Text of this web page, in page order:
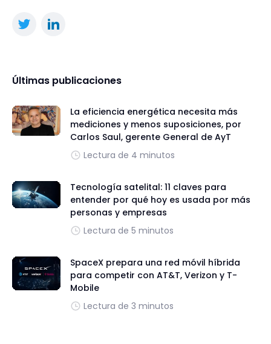
Últimas publicaciones
La eficiencia energética necesita más
mediciones y menos suposiciones, por
Carlos Saul, gerente General de AyT
Lectura de 4 minutos
Tecnología satelital: 11 claves para
entender por qué hoy es usada por más
personas y empresas
Lectura de 5 minutos
SpaceX prepara una red móvil híbrida
para competir con AT&T, Verizon y T-
Mobile
Lectura de 3 minutos